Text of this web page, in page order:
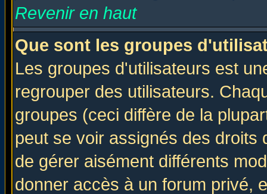
Revenir en haut
Que sont les groupes
Les groupes d'utilisateurs est
regrouper des utilisateurs.
groupes (ceci diffère de la
peut se voir assignés des
de gérer aisément différents
donner accès à un forum privé,